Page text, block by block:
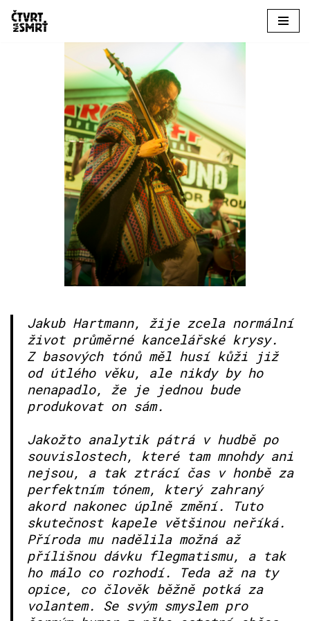
Jakub Hartmann, žije zcela normální
život průměrné kancelářské krysy.
Z basových tónů měl husí kůži již
od útlého věku, ale nikdy by ho
nenapadlo, že je jednou bude
produkovat on sám.
Jakožto analytik pátrá v hudbě po
souvislostech, které tam mnohdy ani
nejsou, a tak ztrácí čas v honbě za
perfektním tónem, který zahraný
akord nakonec úplně změní. Tuto
skutečnost kapele většinou neříká.
Příroda mu nadělila možná až
přílišnou dávku flegmatismu, a tak
ho málo co rozhodí. Teda až na ty
opice, co člověk běžně potká za
volantem. Se svým smyslem pro